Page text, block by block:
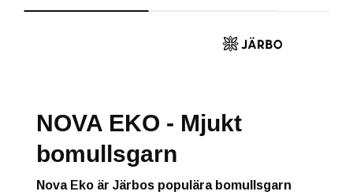
NOVA EKO - Mjukt
bomullsgarn
Nova Eko är Järbos populära bomullsgarn